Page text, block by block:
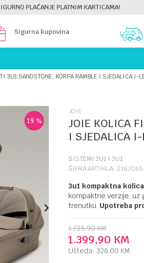
PLATI UNICREDIT KARTICOM NA RATE!
Sigurna kupovina
3U1 SANDSTONE, KORPA RAMBLE I SJEDALICA I-
19 %
JOIE
JOIE KOLICA
I SJEDALICA I-
SISTEMI 2U1 I 3U1
ŠIFRA ARTIKLA: 2163065
3u1 kompaktna kolica
kompaktne verzije, uz
trenutku. Upotreba
1.725,90 KM
1.399,90 KM
Ušteda: 326,00 KM